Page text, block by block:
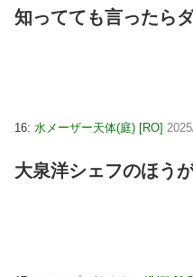
知ってても言ったら
16: 水メーザー天体(庭) [RO]
大泉洋シェフのほう